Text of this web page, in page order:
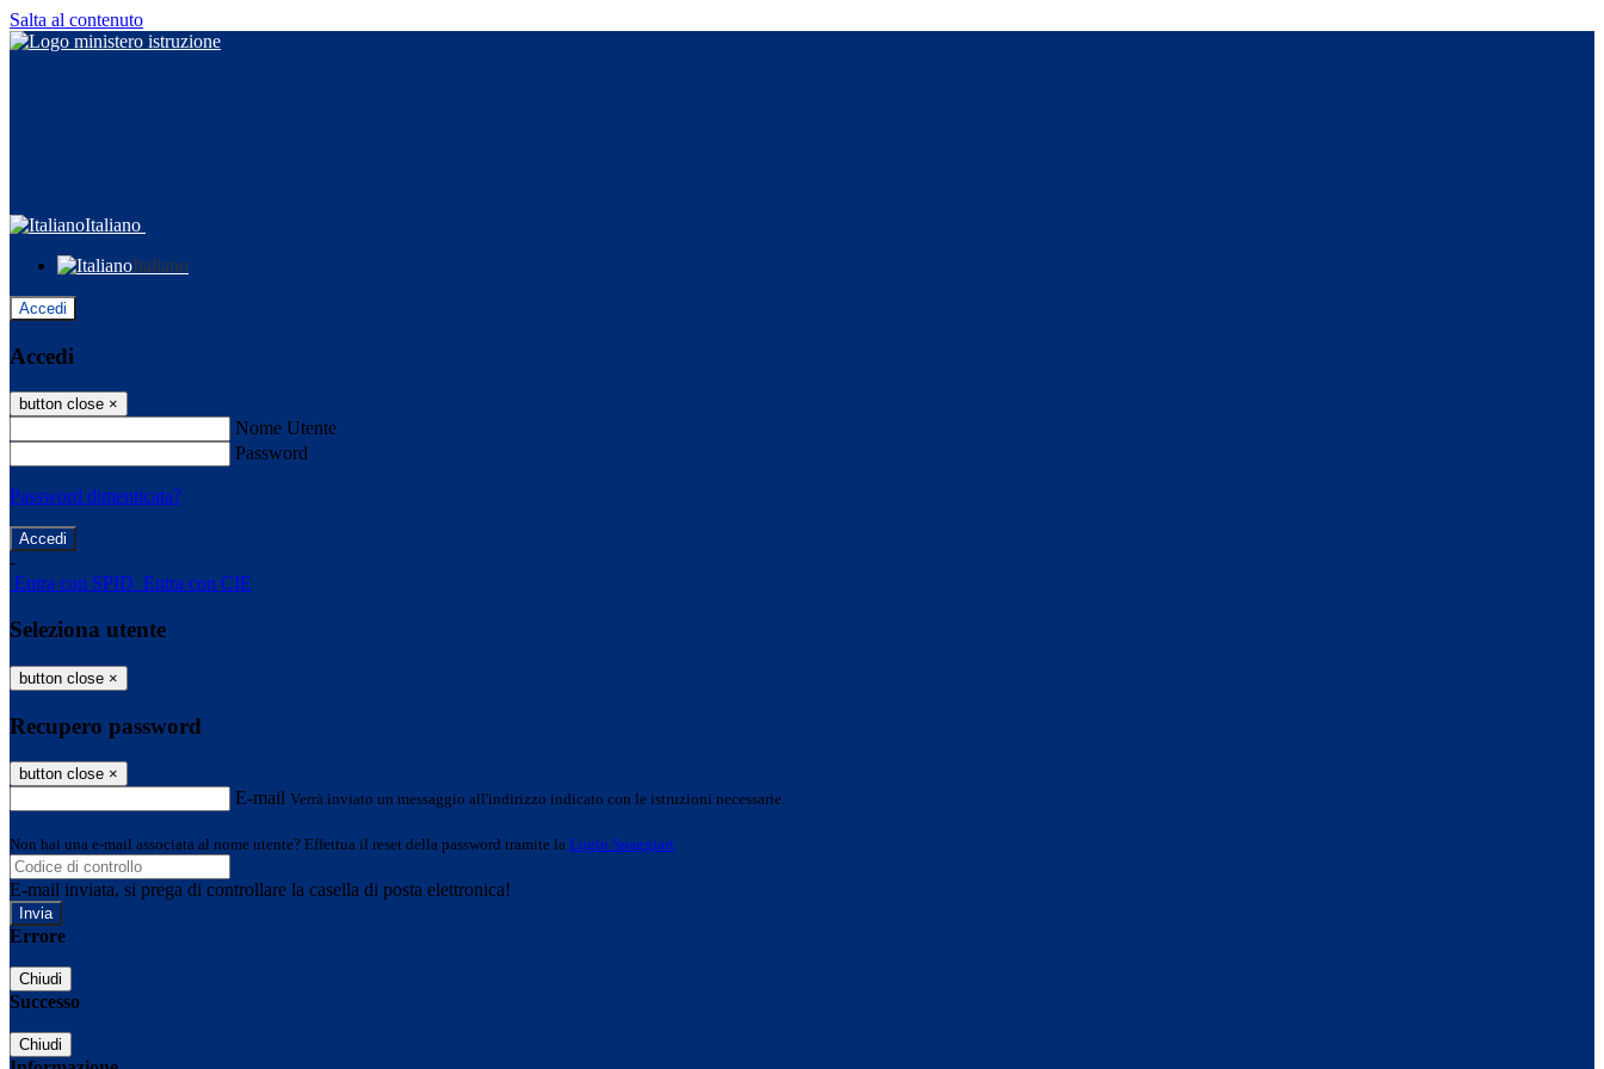
Salta al contenuto
Italiano
Italiano
Accedi
Accedi
button close ×
Nome Utente
Password
Password dimenticata?
-
Entra con SPID Entra con CIE
Seleziona utente
button close ×
Recupero password
button close ×
E-mail Verrà inviato un messaggio all'indirizzo indicato con le istruzioni necessarie.
Non hai una e-mail associata al nome utente? Effettua il reset della password tramite la Login Spaggiari
E-mail inviata, si prega di controllare la casella di posta elettronica!
Errore
Chiudi
Successo
Chiudi